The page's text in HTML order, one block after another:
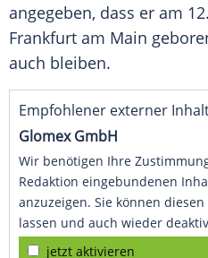
angegeben, dass er am
Frankfurt am Main
auch bleiben.
Empfohlener externer
Glomex GmbH
Wir benötigen Ihre
Redaktion eingebundenen
anzuzeigen. Sie können
lassen und auch wieder
jetzt aktivieren